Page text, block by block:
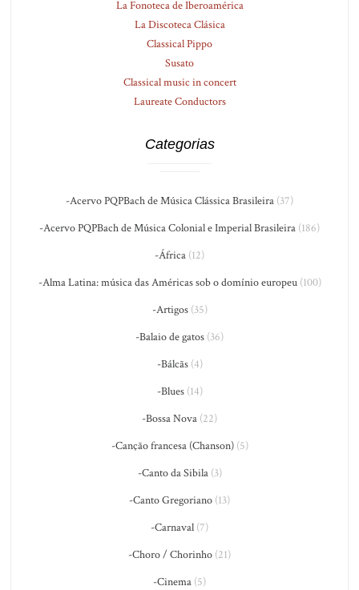
La Fonoteca de Iberoamérica
La Discoteca Clásica
Classical Pippo
Susato
Classical music in concert
Laureate Conductors
Categorias
-Acervo PQPBach de Música Clássica Brasileira (37)
-Acervo PQPBach de Música Colonial e Imperial Brasileira (186)
-África (12)
-Alma Latina: música das Américas sob o domínio europeu(100)
-Artigos(35)
-Balaio de gatos (36)
-Bálcãs(4)
-Blues(14)
-Bossa Nova (22)
-Canção francesa (Chanson)(5)
-Canto da Sibila(3)
-Canto Gregoriano (13)
-Carnaval (7)
-Choro / Chorinho (21)
-Cinema (5)